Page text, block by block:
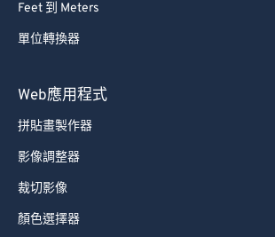
Feet 到 Meters
單位轉換器
Web應用程式
拼貼畫製作器
影像調整器
裁切影像
顏色選擇器